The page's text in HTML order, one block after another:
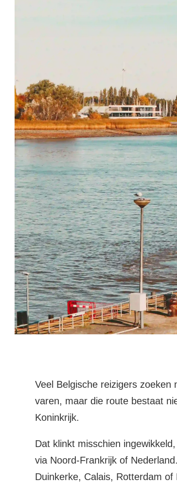
Veel Belgische reizigers
varen, maar die route bestaat
Koninkrijk.
Dat klinkt misschien
via Noord-Frankrijk of
Duinkerke, Calais, Rotterdam